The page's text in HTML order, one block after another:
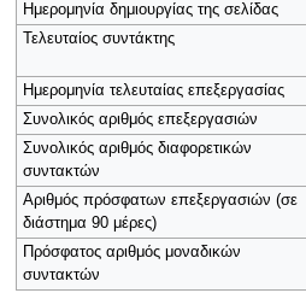
Ημερομηνία δημιουργίας της σελίδας
Τελευταίος συντάκτης
Ημερομηνία τελευταίας επεξεργασίας
Συνολικός αριθμός επεξεργασιών
Συνολικός αριθμός διαφορετικών
συντακτών
Αριθμός πρόσφατων επεξεργασιών (σε
διάστημα 90 μέρες)
Πρόσφατος αριθμός μοναδικών
συντακτών